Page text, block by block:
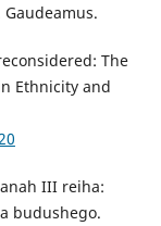
The
Ethnicity and
III reiha:
budushego.